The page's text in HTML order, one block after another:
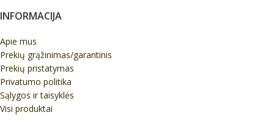
INFORMACIJA
Apie mus
Prekių grąžinimas/garantinis
Prekių pristatymas
Privatumo politika
Sąlygos ir taisyklės
Visi produktai